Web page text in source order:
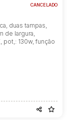
CANCELADO
duas tampas,
de largura,
pot,: 130w, função